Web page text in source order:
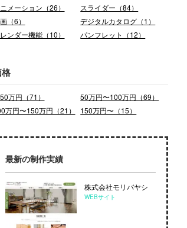
メーション（26）
スライダー（84）
（6）
デジタルカタログ（1）
ンダー機能（10）
パンフレット（12）
万円（71）
50万円〜100万円（69）
万円〜150万円（21）
150万円〜（15）
最新の制作実績
株式会社モリバヤシ
WEBサイト